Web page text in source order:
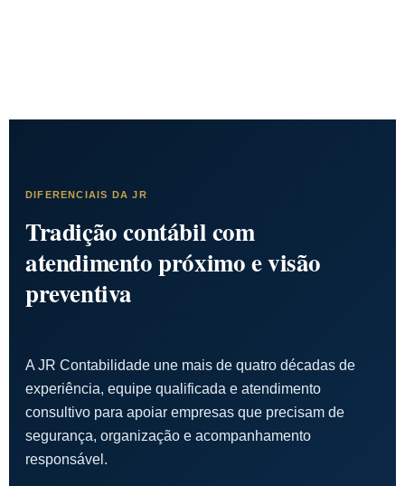
DIFERENCIAIS DA JR
Tradição contábil com
atendimento próximo e visão
preventiva
A JR Contabilidade une mais de quatro décadas de
experiência, equipe qualificada e atendimento
consultivo para apoiar empresas que precisam de
segurança, organização e acompanhamento
responsável.